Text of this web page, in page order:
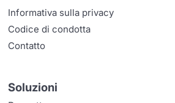
Informativa sulla privacy
Codice di condotta
Contatto
Soluzioni